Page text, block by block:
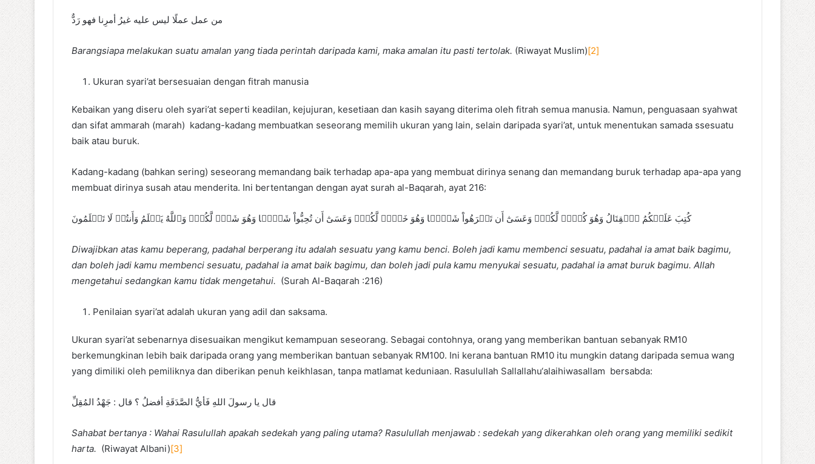
من عمل عملًا ليس عليه غيرُ أمرِنا فهو رَدٌّ
Barangsiapa melakukan suatu amalan yang tiada perintah daripada kami, maka amalan itu pasti tertolak. (Riwayat Muslim)[2]
Ukuran syari’at bersesuaian dengan fitrah manusia
Kebaikan yang diseru oleh syari’at seperti keadilan, kejujuran, kesetiaan dan kasih sayang diterima oleh fitrah semua manusia. Namun, penguasaan syahwat
dan sifat ammarah (marah) kadang-kadang membuatkan seseorang memilih ukuran yang lain, selain daripada syari’at, untuk menentukan samada ssesuatu
baik atau buruk.
Kadang-kadang (bahkan sering) seseorang memandang baik terhadap apa-apa yang membuat dirinya senang dan memandang buruk terhadap apa-apa yang
membuat dirinya susah atau menderita. Ini bertentangan dengan ayat surah al-Baqarah, ayat 216:
كُتِبَ عَلَيۡكُمُ ٱلۡقِتَالُ وَهُوَ كُرۡهٞ لَّكُمۡۖ وَعَسَىٰٓ أَن تَكۡرَهُواْ شَيۡ‍ٔٗا وَهُوَ خَيۡرٞ لَّكُمۡۖ وَعَسَىٰٓ أَن تُحِبُّواْ شَيۡ‍ٔٗا وَهُوَ شَرّٞ لَّكُمۡۚ وَٱللَّهُ يَعۡلَمُ وَأَنتُمۡ لَا تَعۡلَمُونَ
Diwajibkan atas kamu beperang, padahal berperang itu adalah sesuatu yang kamu benci. Boleh jadi kamu membenci sesuatu, padahal ia amat baik bagimu,
dan boleh jadi kamu membenci sesuatu, padahal ia amat baik bagimu, dan boleh jadi pula kamu menyukai sesuatu, padahal ia amat buruk bagimu. Allah
mengetahui sedangkan kamu tidak mengetahui. (Surah Al-Baqarah :216)
Penilaian syari’at adalah ukuran yang adil dan saksama.
Ukuran syari’at sebenarnya disesuaikan mengikut kemampuan seseorang. Sebagai contohnya, orang yang memberikan bantuan sebanyak RM10
berkemungkinan lebih baik daripada orang yang memberikan bantuan sebanyak RM100. Ini kerana bantuan RM10 itu mungkin datang daripada semua wang
yang dimiliki oleh pemiliknya dan diberikan penuh keikhlasan, tanpa matlamat keduniaan. Rasulullah Sallallahu‘alaihiwasallam bersabda:
قال يا رسولَ اللهِ فَأيُّ الصَّدَقَةِ أفضلُ ؟ قال : جَهْدُ المُقِلِّ
Sahabat bertanya : Wahai Rasulullah apakah sedekah yang paling utama? Rasulullah menjawab : sedekah yang dikerahkan oleh orang yang memiliki sedikit
harta. (Riwayat Albani)[3]